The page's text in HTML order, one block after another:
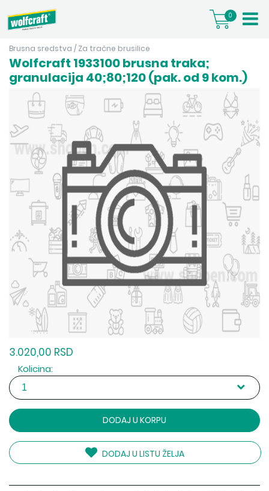
0
Brusna sredstva / Za tračne brusilice
Wolfcraft 1933100 brusna traka;
granulacija 40;80;120 (pak. od 9 kom.)
3.020,00 RSD
Kolicina:
DODAJ U KORPU
DODAJ U LISTU ŽELJA